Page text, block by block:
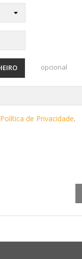
opcional
Política de Privacidade.